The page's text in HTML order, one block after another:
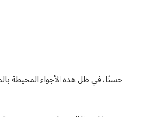
حسنًا، في ظل هذه الأجواء المحيطة